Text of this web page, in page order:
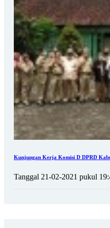
Kunjungan Kerja Komisi D DPRD
Tanggal 21-02-2021 pukul